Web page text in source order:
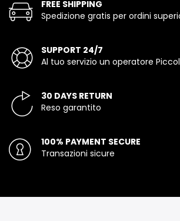
FREE SHIPPING
Spedizione gratis per ordini
SUPPORT 24/7
Al tuo servizio un operatore
30 DAYS RETURN
Reso garantito
100% PAYMENT SECURE
Transazioni sicure